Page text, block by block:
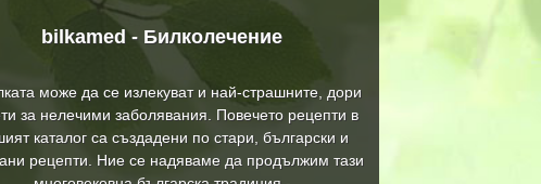
bilkamed - Билколечение
може да се излекуват и най-страшните, дори
за нелечими заболявания. Повечето рецепти в
каталог са създадени по стари, български и
рецепти. Ние се надяваме да продължим тази